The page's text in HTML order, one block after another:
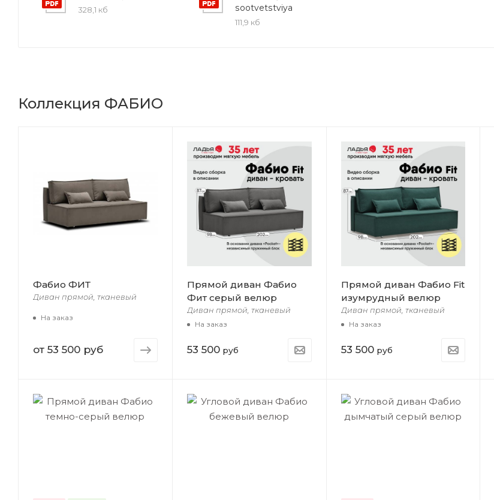
328,1 кб
sootvetstviya
111,9 кб
Коллекция ФАБИО
Фабио ФИТ
Диван прямой, тканевый
На заказ
от 53 500 руб
Прямой диван Фабио
Фит серый велюр
Диван прямой, тканевый
На заказ
53 500руб
Прямой диван Фабио Fit
изумрудный велюр
Диван прямой, тканевый
На заказ
53 500руб